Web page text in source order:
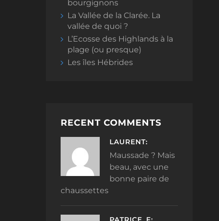
bourgignons
La Vallée de la Clarée. La
vallée de quoi ?
L’Ecosse des Highlands à la
plage (ou presque)
Les îles Hébrides
RECENT COMMENTS
LAURENT:
Maussade ? Mais
beau, avec une
bonne paire de
chaussettes